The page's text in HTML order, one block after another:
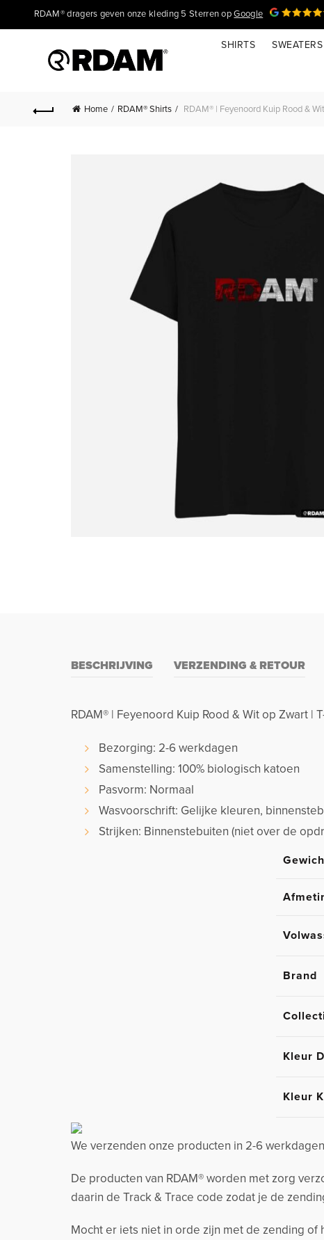
RDAM® dragers geven onze kleding 5 Sterren opGoogle
SHIRTS SWEATERS
Home RDAM® Shirts RDAM® | Feyenoord Kuip Rood &
BESCHRIJVING VERZENDING & RETOUR
RDAM® | Feyenoord Kuip Rood & Wit op Zwart |
Bezorging: 2-6 werkdagen
Samenstelling: 100% biologisch katoen
Pasvorm: Normaal
Wasvoorschrift: Gelijke kleuren,
Strijken: Binnenstebuiten (niet over de
Brand
Kleur
Kleur
We verzenden onze producten in 2-6
De producten van RDAM® worden met zorg
daarin de Track & Trace code zodat je de
Mocht er iets niet in orde zijn met de zending